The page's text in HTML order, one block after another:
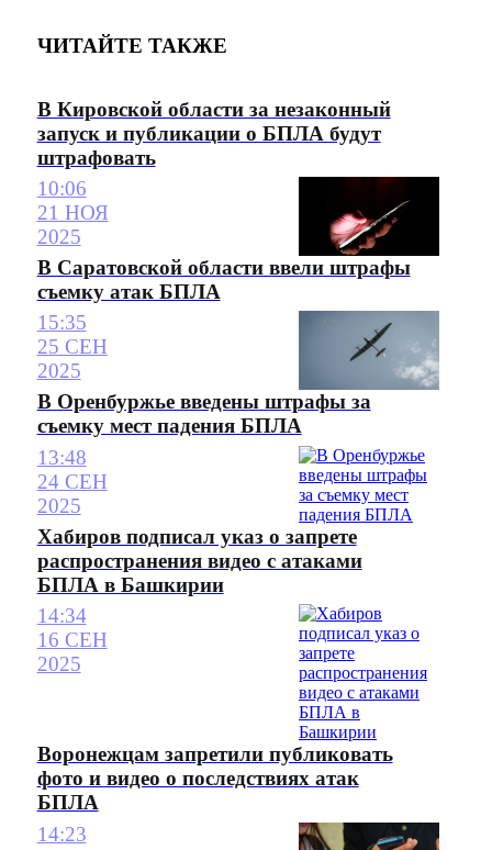
ЧИТАЙТЕ ТАКЖЕ
В Кировской области за незаконный
запуск и публикации о БПЛА будут
штрафовать
10:06
21 НОЯ
2025
В Саратовской области ввели штрафы
съемку атак БПЛА
15:35
25 СЕН
2025
В Оренбуржье введены штрафы за
съемку мест падения БПЛА
13:48
24 СЕН
2025
Хабиров подписал указ о запрете
распространения видео с атаками
БПЛА в Башкирии
14:34
16 СЕН
2025
Воронежцам запретили публиковать
фото и видео о последствиях атак
БПЛА
14:23